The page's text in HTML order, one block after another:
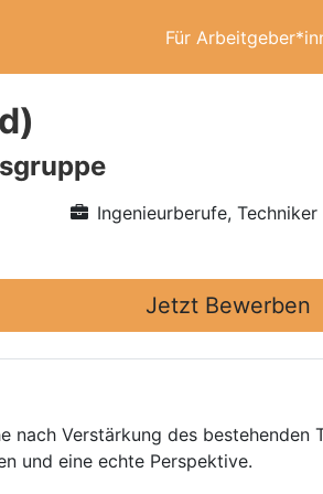
Für
Ingenieurberufe, Techniker
Jetzt Bewerben
nach Verstärkung des
und eine echte Perspektive.